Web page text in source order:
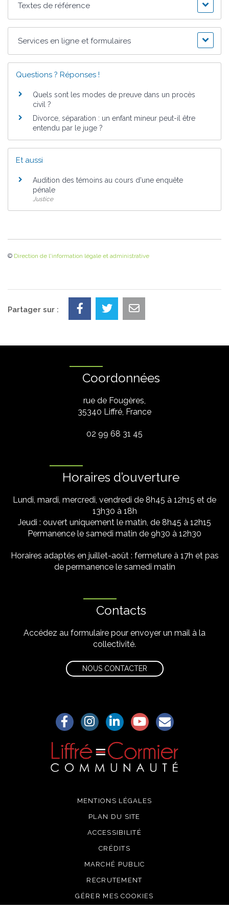
Textes de référence
Services en ligne et formulaires
Questions ? Réponses !
Quels sont les modes de preuve dans un procès
civil ?
Divorce, séparation : un enfant mineur peut-il être
entendu par le juge ?
Et aussi
Audition des témoins au cours d'une enquête
pénale
Justice
© Direction de l'information légale et administrative
Partager sur :
Coordonnées
rue de Fougères,
35340 Liffré, France
02 99 68 31 45
Horaires d’ouverture
Lundi, mardi, mercredi, vendredi de 8h45 à 12h15 et de
13h30 à 18h
Jeudi : ouvert uniquement le matin, de 8h45 à 12h15
Permanence le samedi matin de 9h30 à 12h30
Horaires adaptés en juillet-août : fermeture à 17h et pas
de permanence le samedi matin
Contacts
Accédez au formulaire pour envoyer un mail à la
collectivité.
NOUS CONTACTER
Lien vers le compte Facebook
Lien vers le compte Instagram
Lien vers le compte Linkedin
Lien vers la chaîne
S'aWonner à
MENTIONS LÉGALES
PLAN DU SITE
ACCESSIBILITÉ
CRÉDITS
MARCHÉ PUBLIC
RECRUTEMENT
GÉRER MES COOKIES